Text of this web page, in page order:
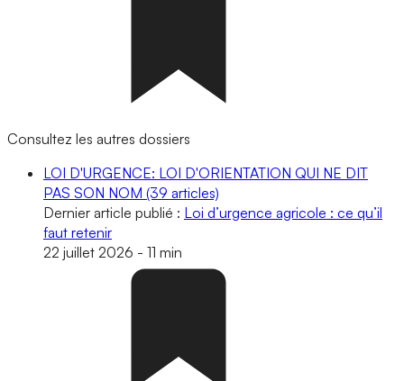
Consultez les autres dossiers
LOI D'URGENCE: LOI D'ORIENTATION QUI NE DIT
PAS SON NOM (39 articles)
Dernier article publié : Loi d’urgence agricole : ce qu’il
faut retenir
22 juillet 2026 - 11 min